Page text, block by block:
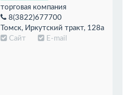
торговая компания
8(3822)677700
Томск, Иркутский тракт, 128а
Сайт
E-mail